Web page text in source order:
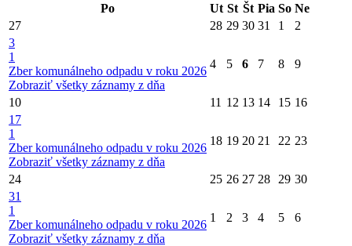
Po
Ut St Št Pia So Ne
27
28 29 30 31 1
2
3
1
Zber komunálneho odpadu v roku 2026
Zobraziť všetky záznamy z dňa
4 5 6 7 8 9
10 11 12 13 14 15 16
17
1
Zber komunálneho odpadu v roku 2026
Zobraziť všetky záznamy z dňa
18 19 20 21 22 23
24 25 26 27 28 29 30
31
1
Zber komunálneho odpadu v roku 2026
Zobraziť všetky záznamy z dňa
1 2 3 4 5 6